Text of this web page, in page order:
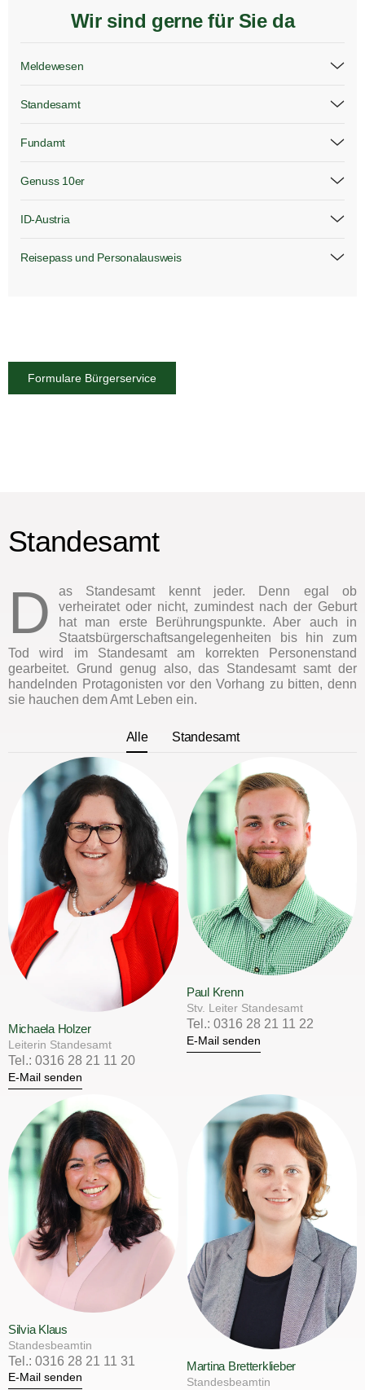
Wir sind gerne für Sie da
Meldewesen
Standesamt
Fundamt
Genuss 10er
ID-Austria
Reisepass und Personalausweis
Formulare Bürgerservice
Standesamt
D
as Standesamt kennt jeder. Denn egal ob
verheiratet oder nicht, zumindest nach der Geburt
hat man erste Berührungspunkte. Aber auch in
Staatsbürgerschaftsangelegenheiten bis hin zum
Tod wird im Standesamt am korrekten Personenstand
gearbeitet. Grund genug also, das Standesamt samt der
handelnden Protagonisten vor den Vorhang zu bitten, denn
sie hauchen dem Amt Leben ein.
Alle Standesamt
Michaela Holzer
Leiterin Standesamt
Tel.: 0316 28 21 11 20
E-Mail senden
Paul Krenn
Stv. Leiter Standesamt
Tel.: 0316 28 21 11 22
E-Mail senden
Silvia Klaus
Standesbeamtin
Tel.: 0316 28 21 11 31
E-Mail senden
Martina Bretterklieber
Standesbeamtin